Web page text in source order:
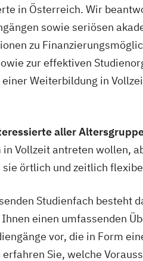
in Österreich. Wir
sowie seriösen
zu
zur effektiven
Weiterbildung in
aller
Vollzeit antreten wollen,
örtlich und zeitlich
Studienfach besteht
einen umfassenden
vor, die in Form
Sie, welche